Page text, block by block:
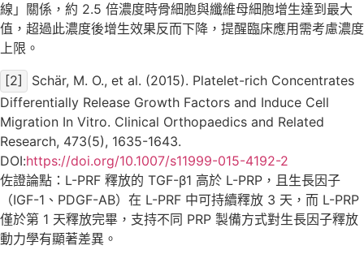
線」關係，約 2.5 倍濃度時骨細胞與纖維母細胞增生達到最大
值，超過此濃度後增生效果反而下降，提醒臨床應用需考慮濃度
上限。
[2]
Schär, M. O., et al. (2015). Platelet-rich Concentrates
Differentially Release Growth Factors and Induce Cell
Migration In Vitro. Clinical Orthopaedics and Related
Research, 473(5), 1635-1643.
DOI:https://doi.org/10.1007/s11999-015-4192-2
佐證論點：L-PRF 釋放的 TGF-β1 高於 L-PRP，且生長因子
（IGF-1、PDGF-AB）在 L-PRF 中可持續釋放 3 天，而 L-PRP
僅於第 1 天釋放完畢，支持不同 PRP 製備方式對生長因子釋放
動力學有顯著差異。